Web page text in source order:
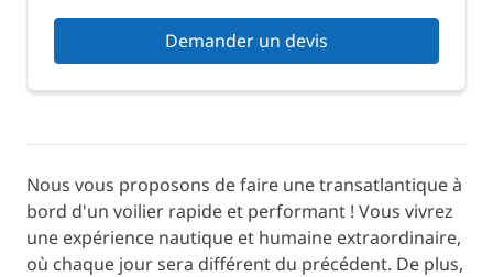
Demander un devis
Nous vous proposons de faire une transatlantique à
bord d'un voilier rapide et performant ! Vous vivrez
une expérience nautique et humaine extraordinaire,
où chaque jour sera différent du précédent. De plus,